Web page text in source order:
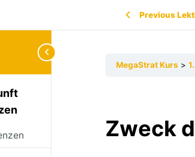
Previous
MegaStrat Kurs
Zweck